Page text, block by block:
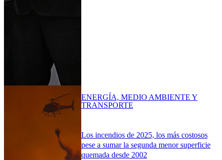
Los incendios de 2025, los más costosos
pese a sumar la segunda menor superficie
quemada desde 2002
ENERGÍA, MEDIO AMBIENTE Y
TRANSPORTE